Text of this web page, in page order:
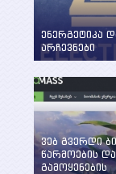
ენერგეტიკა
არჩევნები
ენერგეტიკის
საკითხების
პერიოდში
ვებ გვერდი
წარმოების და
გამოყენების